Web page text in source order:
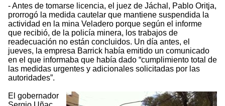
- Antes de tomarse licencia, el juez de Jáchal, Pablo Oritja,
prorrogó la medida cautelar que mantiene suspendida la
actividad en la mina Veladero porque según el informe
que recibió, de la policía minera, los trabajos de
readecuación no están concluidos. Un día antes, el
jueves, la empresa Barrick había emitido un comunicado
en el que informaba que había dado “cumplimiento total de
las medidas urgentes y adicionales solicitadas por las
autoridades”.
El gobernador